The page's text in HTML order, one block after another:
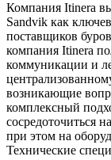
Компания Itinera
Sandvik как
поставщиков
компания Itinera
коммуникации и
возникающие
комплексный
сосредоточиться
при этом на
Технические